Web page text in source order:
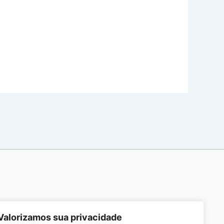
sua privacidade